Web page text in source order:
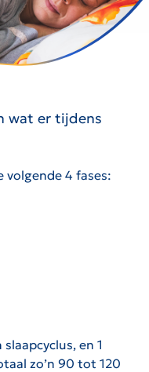
wat er tijdens
volgende 4 fases:
en 1
zo’n 90 tot 120